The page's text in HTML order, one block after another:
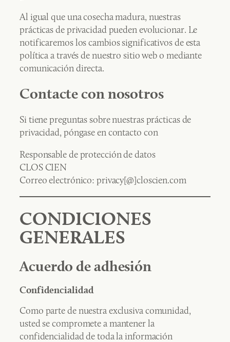
Al igual que una cosecha madura, nuestras
prácticas de privacidad pueden evolucionar. Le
notificaremos los cambios significativos de esta
política a través de nuestro sitio web o mediante
comunicación directa.
Contacte con nosotros
Si tiene preguntas sobre nuestras prácticas de
privacidad, póngase en contacto con
Responsable de protección de datos
CLOS CIEN
Correo electrónico: privacy[@]closcien.com
CONDICIONES
GENERALES
Acuerdo de adhesión
Confidencialidad
Como parte de nuestra exclusiva comunidad,
usted se compromete a mantener la
confidencialidad de toda la información